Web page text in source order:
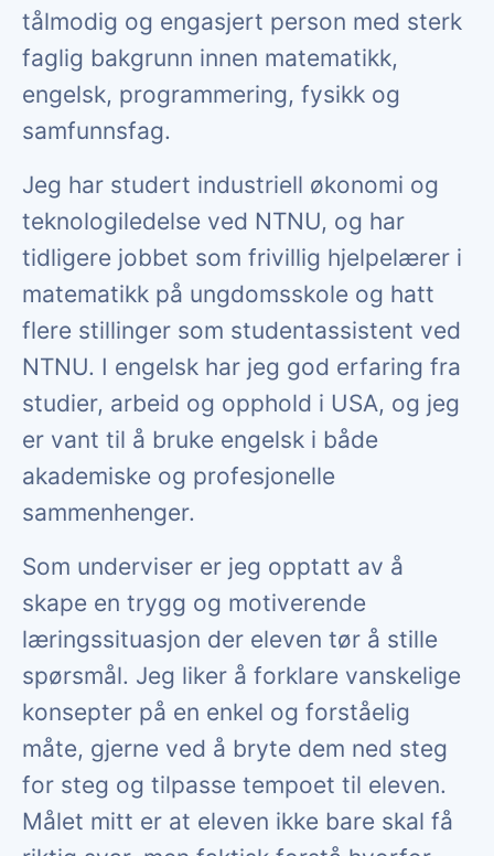
tålmodig og engasjert person med sterk
faglig bakgrunn innen matematikk,
engelsk, programmering, fysikk og
samfunnsfag.
Jeg har studert industriell økonomi og
teknologiledelse ved NTNU, og har
tidligere jobbet som frivillig hjelpelærer i
matematikk på ungdomsskole og hatt
flere stillinger som studentassistent ved
NTNU. I engelsk har jeg god erfaring fra
studier, arbeid og opphold i USA, og jeg
er vant til å bruke engelsk i både
akademiske og profesjonelle
sammenhenger.
Som underviser er jeg opptatt av å
skape en trygg og motiverende
læringssituasjon der eleven tør å stille
spørsmål. Jeg liker å forklare vanskelige
konsepter på en enkel og forståelig
måte, gjerne ved å bryte dem ned steg
for steg og tilpasse tempoet til eleven.
Målet mitt er at eleven ikke bare skal få